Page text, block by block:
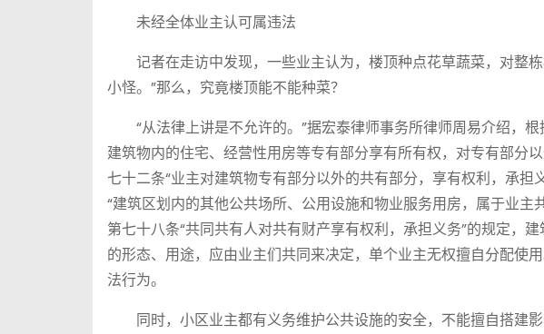
未经全体业主认可属违法
记者在走访中发现，一些业主认为，楼顶种点花草蔬菜，对整
小怪。”那么，究竟楼顶能不能种菜？
“从法律上讲是不允许的。”据宏泰律师事务所律师周易介绍，根
建筑物内的住宅、经营性用房等专有部分享有所有权，对专有部分
七十二条“业主对建筑物专有部分以外的共有部分，享有权利，承
“建筑区划内的其他公共场所、公用设施和物业服务用房，属于业主
第七十八条“共同共有人对共有财产享有权利，承担义务”的规定，
的形态、用途，应由业主们共同来决定，单个业主无权擅自分配使
法行为。
同时，小区业主都有义务维护公共设施的安全，不能擅自搭建